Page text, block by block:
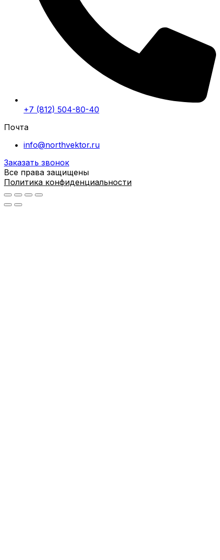
+7 (812) 504-80-40
Почта
info@northvektor.ru
Заказать звонок
Все права защищены
Политика конфиденциальности